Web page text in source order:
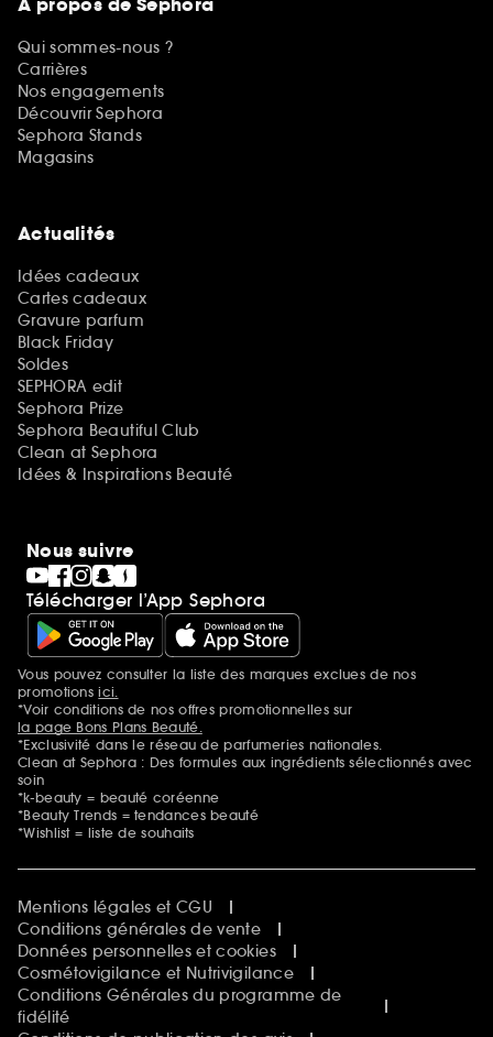
Qui sommes-nous ?
Carrières
Nos engagements
Découvrir Sephora
Sephora Stands
Magasins
Actualités
Idées cadeaux
Cartes cadeaux
Gravure parfum
Black Friday
Soldes
SEPHORA edit
Sephora Prize
Sephora Beautiful Club
Clean at Sephora
Idées & Inspirations Beauté
Nous suivre
Télécharger l’App Sephora
Mentions additionnelles
Vous pouvez consulter la liste des marques exclues de nos
promotionsici.
*Voir conditions de nos offres promotionnelles sur
la page Bons Plans Beauté.
*Exclusivité dans le réseau de parfumeries nationales.
Clean at Sephora : Des formules aux ingrédients sélectionnés avec
soin
*k-beauty = beauté coréenne
*Beauty Trends = tendances beauté
*Wishlist = liste de souhaits
Mentions légales et CGU
Conditions générales de vente
Données personnelles et cookies
Cosmétovigilance et Nutrivigilance
Conditions Générales du programme de
fidélité